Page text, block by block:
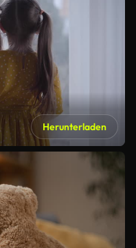
Herunterladen